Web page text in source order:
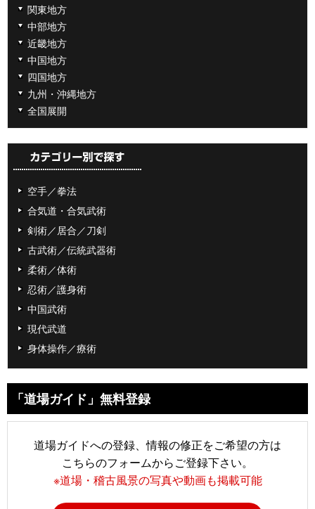
関東地方
中部地方
近畿地方
中国地方
四国地方
九州・沖縄地方
全国展開
空手／拳法
合気道・合気武術
剣術／居合／刀剣
古武術／伝統武器術
柔術／体術
忍術／護身術
中国武術
現代武道
身体操作／療術
「道場ガイド」無料登録
道場ガイドへの登録、情報の修正をご希望の方は
こちらのフォームからご登録下さい。
※道場・稽古風景の写真や動画も掲載可能